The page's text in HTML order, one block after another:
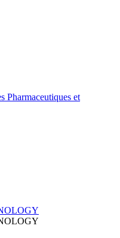
Pharmaceutiques et